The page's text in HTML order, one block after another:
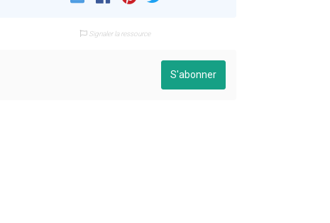
Pinterest
Signaler la ressource
S'abonner